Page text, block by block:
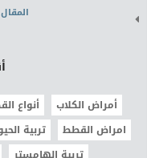
أمراض الكلاب أنواع
امراض القطط
تربية